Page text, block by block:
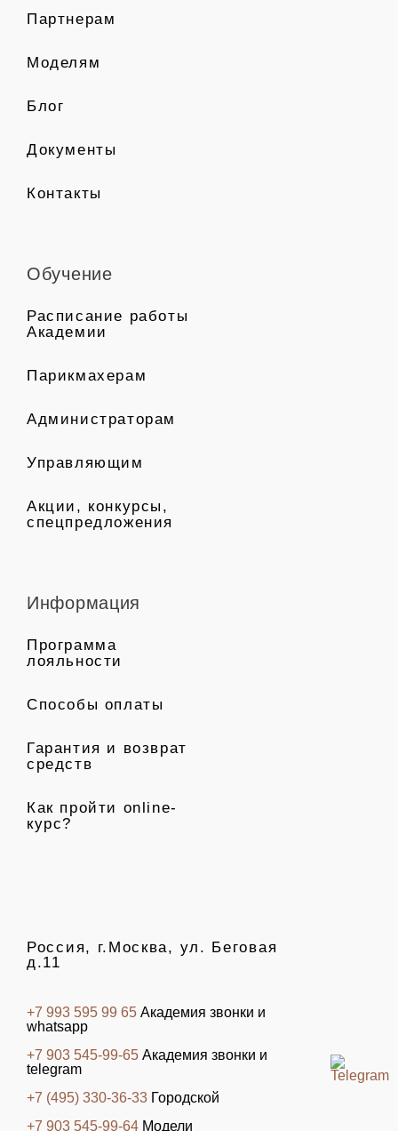
Партнерам
Моделям
Блог
Документы
Контакты
Обучение
Расписание работы
Академии
Парикмахерам
Администраторам
Управляющим
Акции, конкурсы,
спецпредложения
Информация
Программа
лояльности
Способы оплаты
Гарантия и возврат
средств
Как пройти online-
курс?
Россия, г.Москва, ул. Беговая
д.11
+7 993 595 99 65 Академия звонки и
whatsapp
+7 903 545-99-65 Академия звонки и
telegram
+7 (495) 330-36-33 Городской
+7 903 545-99-64 Модели